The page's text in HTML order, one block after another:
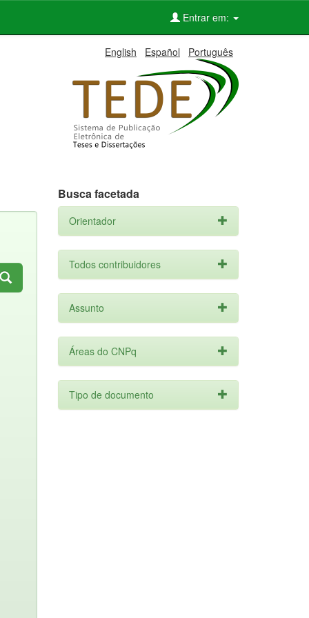
Entrar em:
English Español Português
Busca facetada
Orientador
Todos contribuidores
Assunto
Áreas do CNPq
Tipo de documento